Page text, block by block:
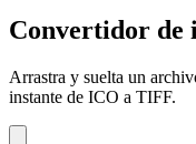
Convertidor de
Arrastra y suelta un
instante de ICO a TIFF.